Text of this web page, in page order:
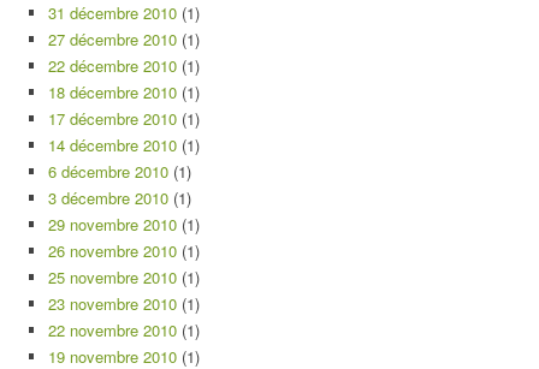
31 décembre 2010 (1)
27 décembre 2010 (1)
22 décembre 2010 (1)
18 décembre 2010 (1)
17 décembre 2010 (1)
14 décembre 2010 (1)
6 décembre 2010 (1)
3 décembre 2010 (1)
29 novembre 2010 (1)
26 novembre 2010 (1)
25 novembre 2010 (1)
23 novembre 2010 (1)
22 novembre 2010 (1)
19 novembre 2010 (1)